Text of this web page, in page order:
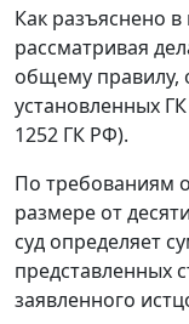
Как разъяснено в
рассматривая
общему правилу,
установленных
1252 ГК РФ).
По требованиям
размере от
суд определяет
представленных
заявленного